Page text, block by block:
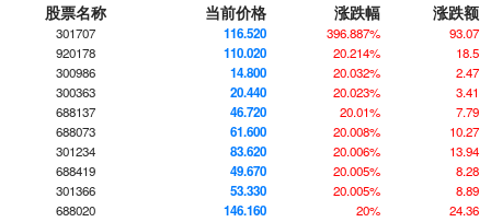
股票名称 当前价格 涨跌幅 涨跌额
301707 116.520 396.887%
93.07
920178
110.020 20.214%
18.5
300986
14.800 20.032%
2.47
300363
20.440 20.023%
3.41
688137
46.720 20.01%
7.79
688073
61.600 20.008%
10.27
301234
83.620 20.006%
13.94
688419
49.670 20.005%
8.28
301366
53.330 20.005%
8.89
688020
146.160 20% 24.36